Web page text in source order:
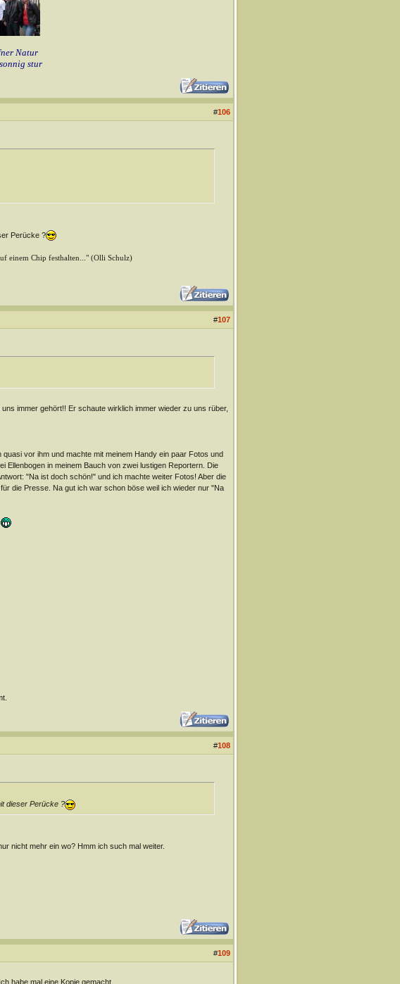
Natur
stur
#106
Perücke ?
einem Chip festhalten..." (Olli Schulz)
#107
immer gehört!! Er schaute wirklich immer wieder zu uns rüber,
vor ihm und machte mit meinem Handy ein paar Fotos und
Ellenbogen in meinem Bauch von zwei lustigen Reportern. Die
"Na ist doch schön!" und ich machte weiter Fotos! Aber die
die Presse. Na gut ich war schon böse weil ich wieder nur "Na
#108
dieser Perücke ?
nicht mehr ein wo? Hmm ich such mal weiter.
#109
habe mal eine Kopie gemacht.